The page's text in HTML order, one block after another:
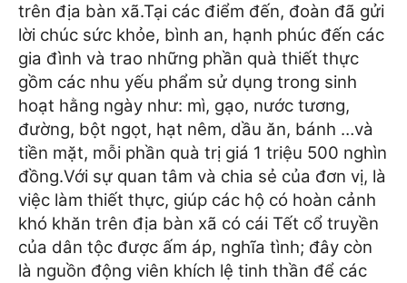
trên địa bàn xã.Tại các điểm đến, đoàn đã gửi
lời chúc sức khỏe, bình an, hạnh phúc đến các
gia đình và trao những phần quà thiết thực
gồm các nhu yếu phẩm sử dụng trong sinh
hoạt hằng ngày như: mì, gạo, nước tương,
đường, bột ngọt, hạt nêm, dầu ăn, bánh …và
tiền mặt, mỗi phần quà trị giá 1 triệu 500 nghìn
đồng.Với sự quan tâm và chia sẻ của đơn vị, là
việc làm thiết thực, giúp các hộ có hoàn cảnh
khó khăn trên địa bàn xã có cái Tết cổ truyền
của dân tộc được ấm áp, nghĩa tình; đây còn
là nguồn động viên khích lệ tinh thần để các